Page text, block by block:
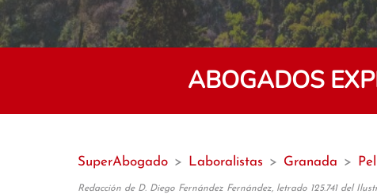
ABOGADOS
SuperAbogado > Laboralistas > Granada >
Redacción de D. Diego Fernández Fernández, letrado 125.741 del